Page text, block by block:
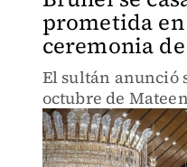
prometida
ceremonia
El sultán anunció
octubre de